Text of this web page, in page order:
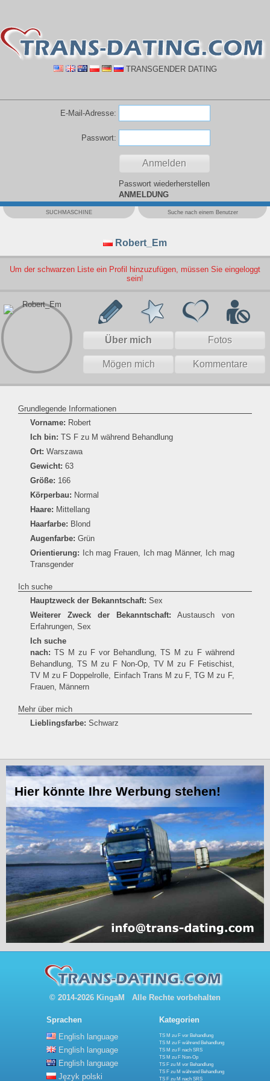
TRANSGENDER DATING
E-Mail-Adresse:
Passwort:
Passwort wiederherstellen
ANMELDUNG
SUCHMASCHINE Suche nach einem Benutzer
Robert_Em
Um der schwarzen Liste ein Profil hinzuzufügen, müssen Sie eingeloggt
sein!
Über mich Fotos
Mögen mich Kommentare
Grundlegende Informationen
Vorname: Robert
Ich bin: TS F zu M während Behandlung
Ort: Warszawa
Gewicht: 63
Größe: 166
Körperbau: Normal
Haare: Mittellang
Haarfarbe: Blond
Augenfarbe: Grün
Orientierung: Ich mag Frauen, Ich mag Männer, Ich mag
Transgender
Ich suche
Hauptzweck der Bekanntschaft: Sex
Weiterer Zweck der Bekanntschaft: Austausch von
Erfahrungen, Sex
Ich suche
nach: TS M zu F vor Behandlung, TS M zu F während
Behandlung, TS M zu F Non-Op, TV M zu F Fetischist,
TV M zu F Doppelrolle, Einfach Trans M zu F, TG M zu F,
Frauen, Männern
Mehr über mich
Lieblingsfarbe: Schwarz
© 2014-2026 KingaM Alle Rechte vorbehalten
Sprachen
English language
English language
English language
Język polski
Kategorien
TS M zu F vor Behandlung
TS M zu F während Behandlung
TS M zu F nach SRS
TS M zu F Non-Op
TS F zu M vor Behandlung
TS F zu M während Behandlung
TS F zu M nach SRS